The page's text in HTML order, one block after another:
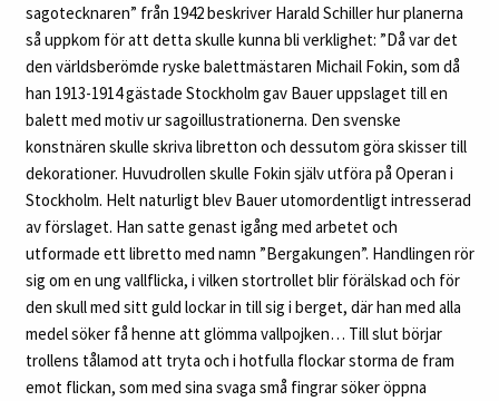
sagotecknaren” från 1942 beskriver Harald Schiller hur planerna
så uppkom för att detta skulle kunna bli verklighet: ”Då var det
den världsberömde ryske balettmästaren Michail Fokin, som då
han 1913-1914 gästade Stockholm gav Bauer uppslaget till en
balett med motiv ur sagoillustrationerna. Den svenske
konstnären skulle skriva libretton och dessutom göra skisser till
dekorationer. Huvudrollen skulle Fokin själv utföra på Operan i
Stockholm. Helt naturligt blev Bauer utomordentligt intresserad
av förslaget. Han satte genast igång med arbetet och
utformade ett libretto med namn ”Bergakungen”. Handlingen rör
sig om en ung vallflicka, i vilken stortrollet blir förälskad och för
den skull med sitt guld lockar in till sig i berget, där han med alla
medel söker få henne att glömma vallpojken… Till slut börjar
trollens tålamod att tryta och i hotfulla flockar storma de fram
emot flickan, som med sina svaga små fingrar söker öppna